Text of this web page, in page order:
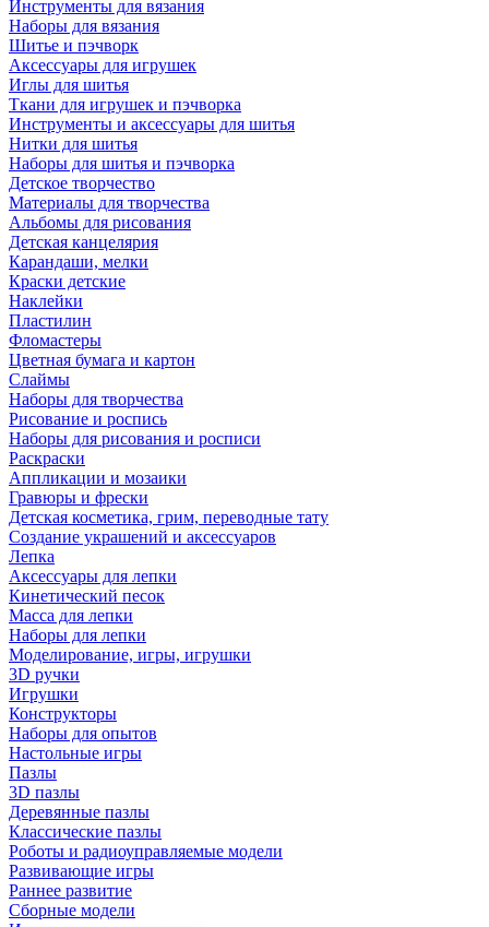
Инструменты для вязания
Наборы для вязания
Шитье и пэчворк
Аксессуары для игрушек
Иглы для шитья
Ткани для игрушек и пэчворка
Инструменты и аксессуары для шитья
Нитки для шитья
Наборы для шитья и пэчворка
Детское творчество
Материалы для творчества
Альбомы для рисования
Детская канцелярия
Карандаши, мелки
Краски детские
Наклейки
Пластилин
Фломастеры
Цветная бумага и картон
Слаймы
Наборы для творчества
Рисование и роспись
Наборы для рисования и росписи
Раскраски
Аппликации и мозаики
Гравюры и фрески
Детская косметика, грим, переводные тату
Создание украшений и аксессуаров
Лепка
Аксессуары для лепки
Кинетический песок
Масса для лепки
Наборы для лепки
Моделирование, игры, игрушки
3D ручки
Игрушки
Конструкторы
Наборы для опытов
Настольные игры
Пазлы
3D пазлы
Деревянные пазлы
Классические пазлы
Роботы и радиоуправляемые модели
Развивающие игры
Раннее развитие
Сборные модели